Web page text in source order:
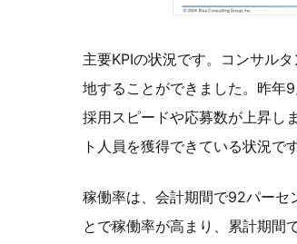
主要KPIの状況です。コンサル
地することができました。昨年
採用スピードや応募数が上昇し
ト人員を獲得できている状況です
稼働率は、会計期間で92パーセ
とで稼働率が高まり、累計期間